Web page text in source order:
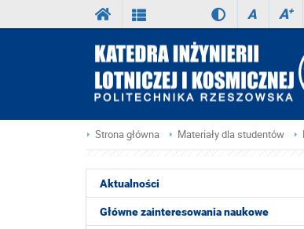
A A+
Strona główna Materiały dla studentów
Aktualności
Główne zainteresowania naukowe